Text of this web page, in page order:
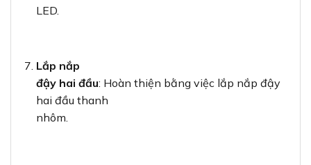
LED.
Lắp nắp
đậy hai đầu: Hoàn thiện bằng việc lắp nắp đậy
hai đầu thanh
nhôm.